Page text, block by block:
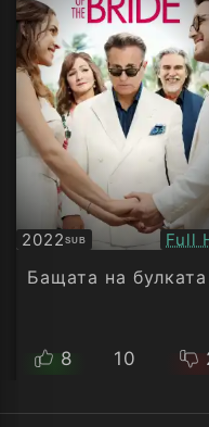
2022SUB
Субтитри Full
Бащата на булката
8 10